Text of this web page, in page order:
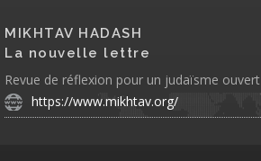
MIKHTAV HADASH
La nouvelle lettre
Revue de réflexion pour un judaïsme ouvert
https://www.mikhtav.org/